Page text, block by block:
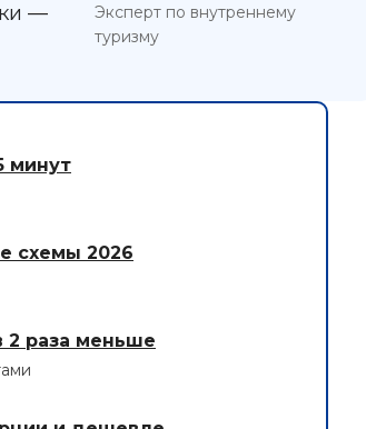
Эксперт по внутреннему
туризму
—
минут
схемы 2026
2 раза меньше